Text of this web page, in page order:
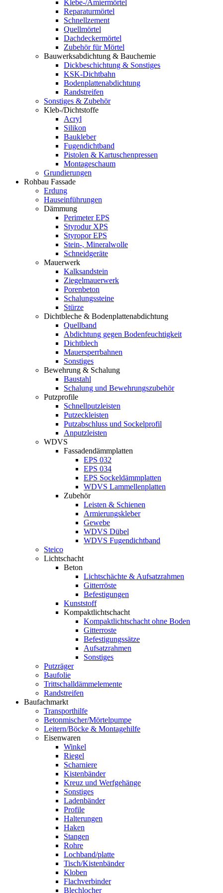
Klebe-/Amiermörtel
Reparaturmörtel
Schnellzement
Quellmörtel
Dachdeckermörtel
Zubehör für Mörtel
Bauwerksabdichtung & Bauchemie
Dickbeschichtung & Sonstiges
KSK-Dichtbahn
Bodenplattenabdichtung
Randstreifen
Sonstiges & Zubehör
Kleb-/Dichtstoffe
Acryl
Silikon
Baukleber
Fugendichtband
Pistolen & Kartuschenpressen
Montageschaum
Grundierungen
Rohbau Fassade
Erdung
Hauseinführungen
Dämmung
Perimeter EPS
Styrodur XPS
Styropor EPS
Stein-, Mineralwolle
Schneidgeräte
Mauerwerk
Kalksandstein
Ziegelmauerwerk
Porenbeton
Schalungssteine
Stürze
Dichtbleche & Bodenplattenabdichtung
Quellband
Abdichtung gegen Bodenfeuchtigkeit
Dichtblech
Mauersperrbahnen
Sonstiges
Bewehrung & Schalung
Baustahl
Schalung und Bewehrungszubehör
Putzprofile
Schnellputzleisten
Putzeckleisten
Putzabschluss und Sockelprofil
Anputzleisten
WDVS
Fassadendämmplatten
EPS 032
EPS 034
EPS Sockeldämmplatten
WDVS Lammellenplatten
Zubehör
Leisten & Schienen
Armierungskleber
Gewebe
WDVS Dübel
WDVS Fugendichtband
Steico
Lichtschacht
Beton
Lichtschächte & Aufsatzrahmen
Gitterröste
Befestigungen
Kunststoff
Kompaktlichtschacht
Kompaktlichtschacht ohne Boden
Gitterroste
Befestigungssätze
Aufsatzrahmen
Sonstiges
Putzräger
Baufolie
Trittschalldämmelemente
Randstreifen
Baufachmarkt
Transporthilfe
Betonmischer/Mörtelpumpe
Leitern/Böcke & Montagehilfe
Eisenwaren
Winkel
Riegel
Scharniere
Kistenbänder
Kreuz und Werfgehänge
Sonstiges
Ladenbänder
Profile
Halterungen
Haken
Stangen
Rohre
Lochband/platte
Tisch/Kistenbänder
Kloben
Flachverbinder
Blechlocher